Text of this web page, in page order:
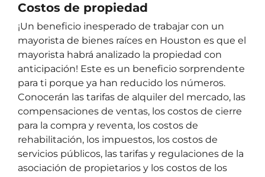
Costos de propiedad
¡Un beneficio inesperado de trabajar con un
mayorista de bienes raíces en Houston es que el
mayorista habrá analizado la propiedad con
anticipación! Este es un beneficio sorprendente
para ti porque ya han reducido los números.
Conocerán las tarifas de alquiler del mercado, las
compensaciones de ventas, los costos de cierre
para la compra y reventa, los costos de
rehabilitación, los impuestos, los costos de
servicios públicos, las tarifas y regulaciones de la
asociación de propietarios y los costos de los